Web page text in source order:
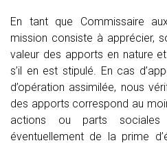
En tant que Commissaire
mission consiste à apprécier,
valeur des apports en nature
s’il en est stipulé. En cas
d’opération assimilée, nous
des apports correspond au
actions ou parts sociales
éventuellement de la prime